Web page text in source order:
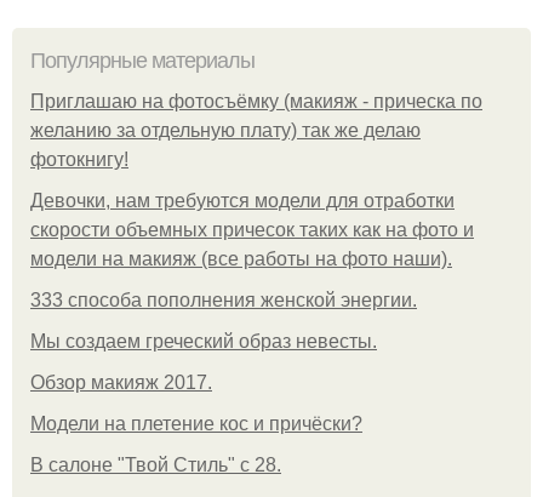
Популярные материалы
Приглашаю на фотосъёмку (макияж - прическа по
желанию за отдельную плату) так же делаю
фотокнигу!
Девочки, нам требуются модели для отработки
скорости объемных причесок таких как на фото и
модели на макияж (все работы на фото наши).
333 способа пополнения женской энергии.
Мы создаем греческий образ невесты.
Обзор макияж 2017.
Модели на плетение кос и причёски?
В салоне "Твой Стиль" с 28.